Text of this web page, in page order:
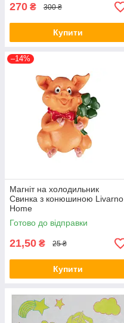
270 ₴ 300 ₴
Купити
–14%
Магніт на холодильник
Свинка з конюшиною Livarno
Home
Готово до відправки
21,50 ₴ 25 ₴
Купити